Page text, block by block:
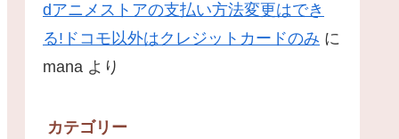
dアニメストアの支払い方法変更はでき
る!ドコモ以外はクレジットカードのみ に
mana より
カテゴリー